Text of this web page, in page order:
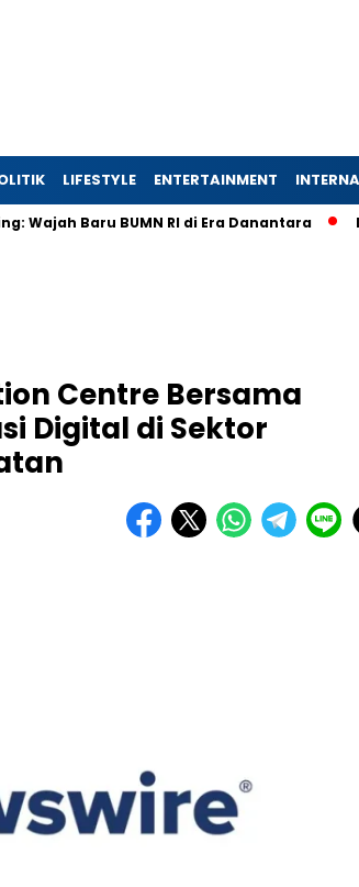
LIFESTYLE ENTERTAINMENT
Baru BUMN RI di Era Danantara
Centre Bersama
Digital di Sektor